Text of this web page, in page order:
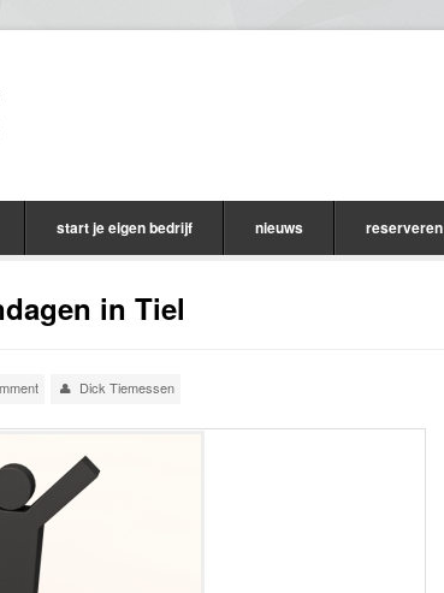
start je eigen bedrijf nieuws reserveren
in Tiel
Dick Tiemessen